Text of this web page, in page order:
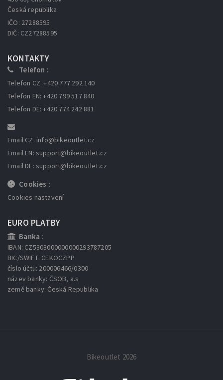
Česká republika
IČO: 27288595
DIČ: CZ27288595
KONTAKTY
Telefon :
Telefon CZ: +420 777 292 140
Telefon EN: +420 799 517 840
Telefon DE: +420 774 242 881
Email CZ: info@bikeoutlet.cz
Email EN: support@bikeoutlet.cz
Email DE: support@bikeoutlet.cz
Cookies :
Cookies nastavení
EURO PLATBY
Banka :
IBAN: CZ5303000000000293787205
BIC/SWIFT: CEKOCZPP
číslo účtu: 200006466/0300
název banky: ČSOB, a.s
země banky: Česká Republika
Bikeoutlet 2026